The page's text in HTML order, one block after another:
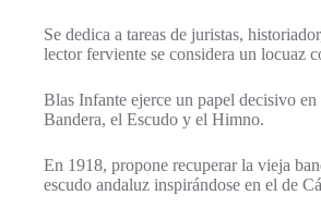
Se dedica a tareas de juristas,
lector ferviente se considera un locuaz
Blas Infante ejerce un papel decisivo
Bandera, el Escudo y el Himno.
En 1918, propone recuperar la vieja
escudo andaluz inspirándose en el de